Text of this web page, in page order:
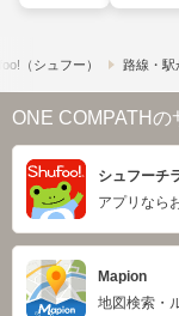
（シュフー） 路線・駅
ONE COMPATHの
シュフーチ
アプリなら
Mapion
地図検索・